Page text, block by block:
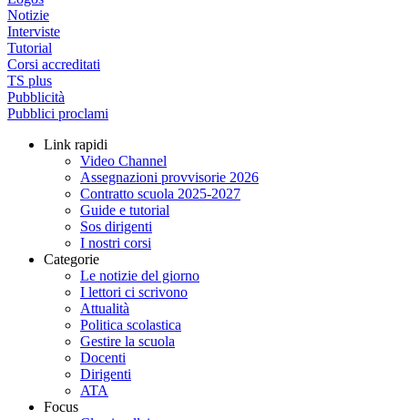
Notizie
Interviste
Tutorial
Corsi accreditati
TS plus
Pubblicità
Pubblici proclami
Link rapidi
Video Channel
Assegnazioni provvisorie 2026
Contratto scuola 2025-2027
Guide e tutorial
Sos dirigenti
I nostri corsi
Categorie
Le notizie del giorno
I lettori ci scrivono
Attualità
Politica scolastica
Gestire la scuola
Docenti
Dirigenti
ATA
Focus